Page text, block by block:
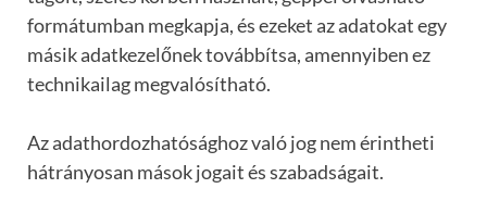
formátumban megkapja, és ezeket az adatokat egy
másik adatkezelőnek továbbítsa, amennyiben ez
technikailag megvalósítható.
Az adathordozhatósághoz való jog nem érintheti
hátrányosan mások jogait és szabadságait.